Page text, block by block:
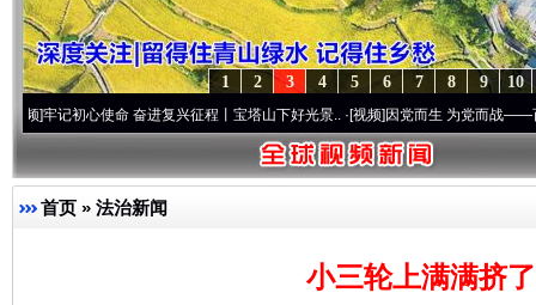
10
9
8
7
6
5
4
3
2
1
心使命 奋进复兴征程丨宝塔山下好光景..·[视频]因党而生 为党而战——百年“纪”事
首页 » 法治新闻
小三轮上满满挤